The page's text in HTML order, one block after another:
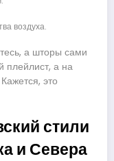
воздуха.
а шторы сами
плейлист, а на
это
стили
и Севера